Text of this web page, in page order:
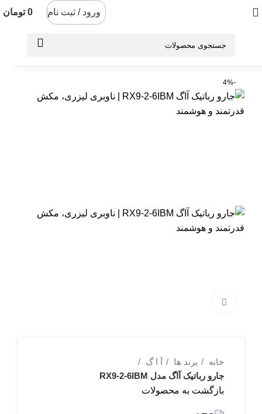
ورود / ثبت نام 0 تومان
-4%
خانه برند ها
آ ا گ
جارو رباتیک آاگ مدل RX9-2-6IBM
بازگشت به محصولات